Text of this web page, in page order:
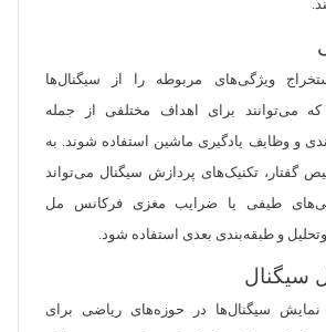
ویژگی‌های مربوطه را از سیگنال‌ها
که می‌توانند برای اهداف مختلفی از جمله
و وظایف یادگیری ماشین استفاده شوند. به
گفتار، تکنیک‌های پردازش سیگنال می‌تواند
طیفی یا ضرایب مغزی فرکانس مل
سیگنال
سیگنال‌ها در حوزه‌های ریاضی برای